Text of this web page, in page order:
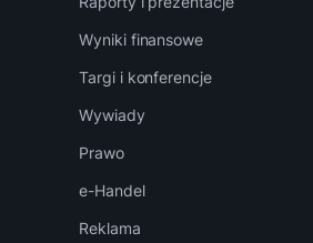
Wyniki finansowe
Targi i konferencje
Wywiady
Prawo
e-Handel
Reklama